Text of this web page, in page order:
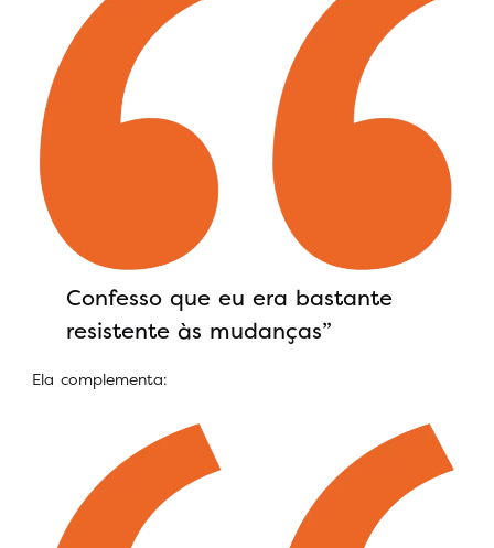
Confesso que eu era bastante
resistente às mudanças”
Ela complementa: